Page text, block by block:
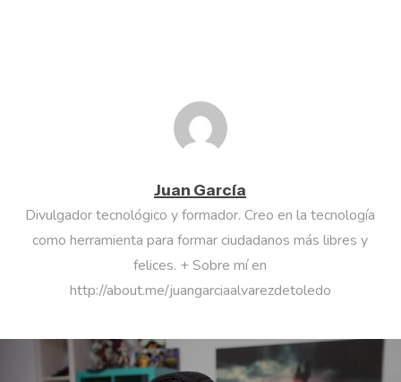
Juan García
Divulgador tecnológico y formador. Creo en la tecnología
como herramienta para formar ciudadanos más libres y
felices. + Sobre mí en
http://about.me/juangarciaalvarezdetoledo